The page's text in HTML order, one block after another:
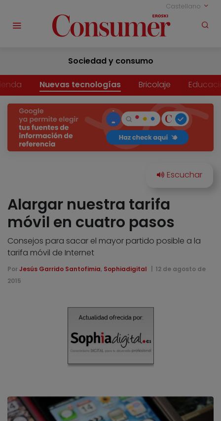
Castellano
Sociedad y consumo
Nuevas tecnologías Bricolaje
Alargar nuestra tarifa
móvil en cuatro pasos
Consejos para sacar el mayor partido posible a la
tarifa móvil de Internet
Por Jesús Garrido Santofimia, Sophiadigital
12 de agosto de
2015